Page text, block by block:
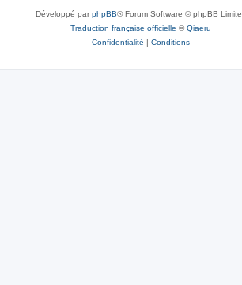
Développé parphpBB® Forum Software © phpBB
Traduction française officielle ©Qiaeru
Confidentialité | Conditions